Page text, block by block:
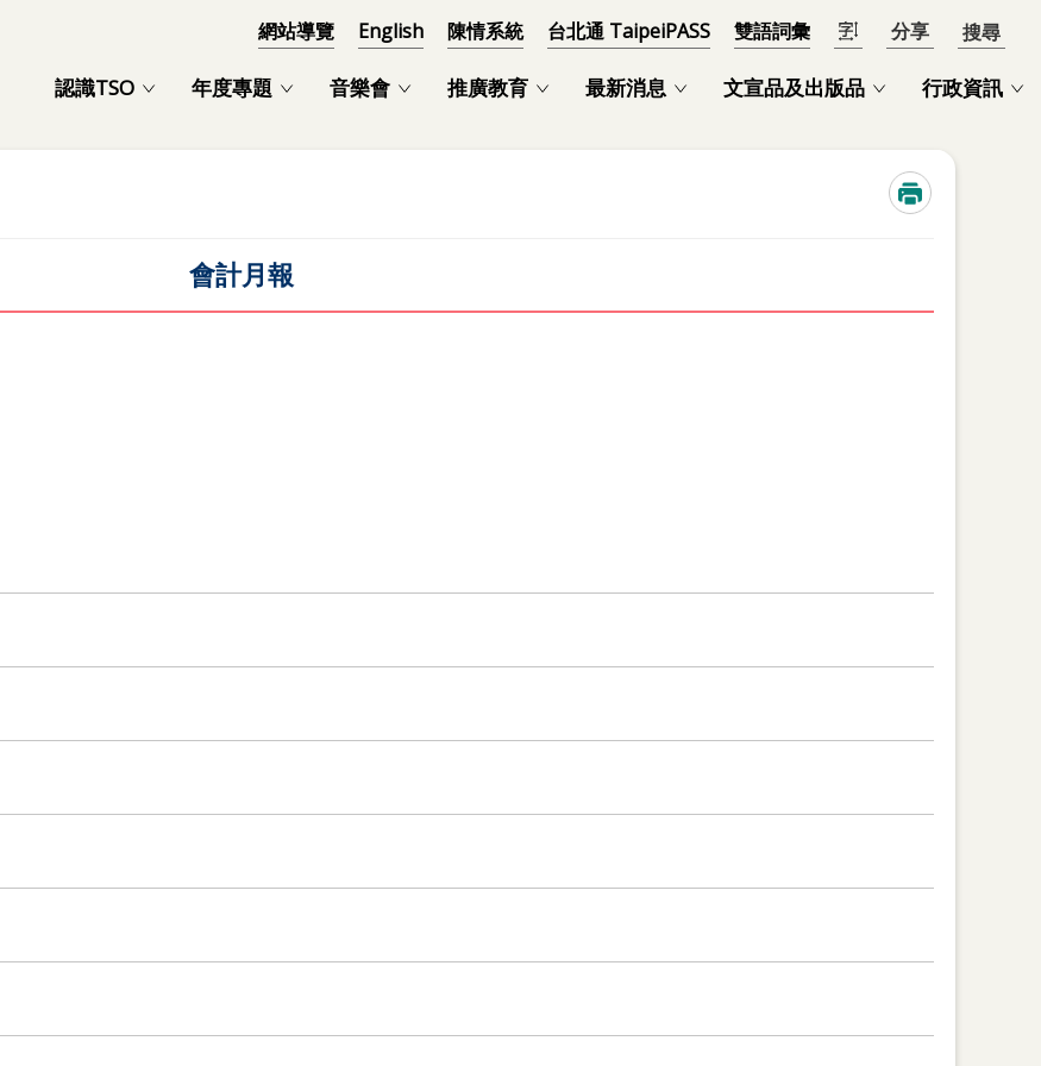
網站導覽 English 陳情系統 台北通 TaipeiPASS
雙語詞彙
認識TSO 年度專題 音樂會 推廣教育 最新消息 文宣品及出版品 行政資訊
會計月報